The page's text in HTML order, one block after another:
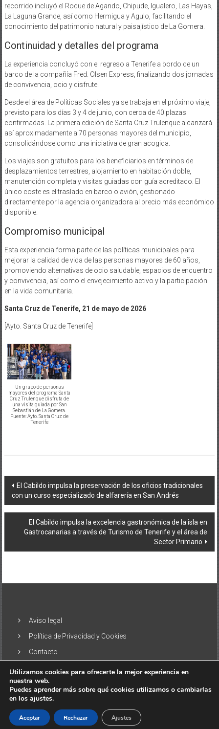
recorrido incluyó el Roque de Agando, Chipude, Igualero, Las Hayas,
La Laguna Grande, así como Hermigua y Agulo, facilitando el
conocimiento del patrimonio natural y paisajístico de La Gomera.
Continuidad y detalles del programa
La experiencia concluyó con el regreso a Tenerife a bordo de un
barco de la compañía Fred. Olsen Express, finalizando dos jornadas
de convivencia, ocio y disfrute.
Desde el área de Políticas Sociales ya se trabaja en el próximo viaje,
previsto para los días 3 y 4 de junio, con cerca de 40 plazas
confirmadas. La primera edición de Santa Cruz Trulenque alcanzará
así aproximadamente a 70 personas mayores del municipio,
consolidándose como una iniciativa de gran acogida.
Los viajes son gratuitos para los beneficiarios en términos de
desplazamientos terrestres, alojamiento en habitación doble,
manutención completa y visitas guiadas con guía acreditado. El
único coste es el traslado en barco o avión, gestionado
directamente por la agencia organizadora al precio más económico
disponible.
Compromiso municipal
Esta experiencia forma parte de las políticas municipales para
mejorar la calidad de vida de las personas mayores de 60 años,
promoviendo alternativas de ocio saludable, espacios de encuentro
y convivencia, así como el envejecimiento activo y la participación
en la vida comunitaria.
Santa Cruz de Tenerife, 21 de mayo de 2026
[Ayto. Santa Cruz de Tenerife]
Un grupo de personas
mayores del programa Santa
Cruz Trulenque disfruta de
una visita guiada por San
Sebastián de La Gomera.
Fuente: Ayto. Santa Cruz de
Tenerife
Navegación
de
entradas
El Cabildo impulsa la preservación de los oficios tradicionales
con un curso especializado de alfarería en San Andrés
El Cabildo impulsa la excelencia gastronómica de la isla en
Gastrocanarias a través de Turismo de Tenerife y el área de
Sector Primario
Aviso legal
Política de Privacidad y Cookies
Contacto
Copyright © 2026
los derechos reservados. Tema:
ColorNews
Funciona gracias aWordPress
Utilizamos cookies para ofrecerte la mejor experiencia en
nuestra web.
Puedes aprender más sobre qué cookies utilizamos o cambiarlas
en los ajustes.
Aceptar Rechazar Ajustes